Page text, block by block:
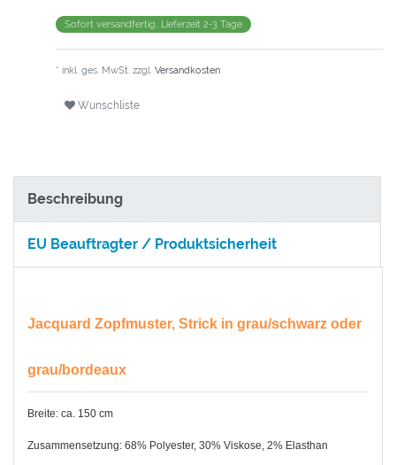
Sofort versandfertig, Lieferzeit 2-3 Tage
* inkl. ges. MwSt. zzgl. Versandkosten
Wunschliste
Beschreibung
EU Beauftragter / Produktsicherheit
Jacquard Zopfmuster, Strick in grau/schwarz oder
grau/bordeaux
Breite: ca. 150 cm
Zusammensetzung: 68% Polyester, 30% Viskose, 2% Elasthan